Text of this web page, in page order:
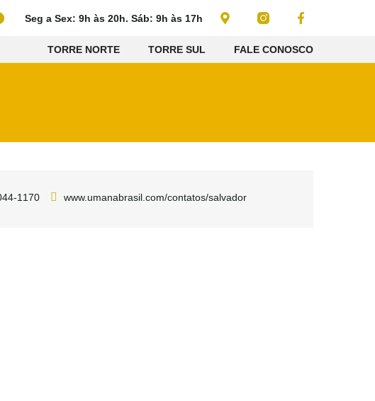
Seg a Sex: 9h às 20h. Sáb: 9h às 17h
TORRE NORTE TORRE SUL FALE CONOSCO
1170 www.umanabrasil.com/contatos/salvador